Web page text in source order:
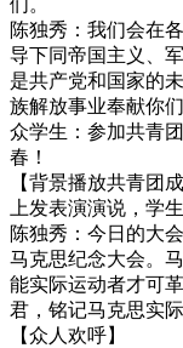
们。
陈独秀：我们会在
导下同帝国主义、
是共产党和国家的
族解放事业奉献你
众学生：参加共青
春！
【背景播放共青团
上发表演演说，学
陈独秀：今日的大
马克思纪念大会。
能实际运动者才可
君，铭记马克思实
【众人欢呼】